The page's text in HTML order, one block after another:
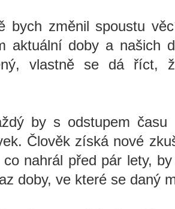
bych změnil spoustu
aktuální doby a našich
vlastně se dá říct,
by s odstupem
Člověk získá nové
nahrál před pár lety,
doby, ve které se daný